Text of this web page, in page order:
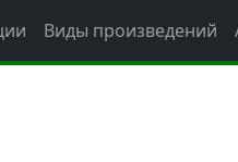
Виды произведений